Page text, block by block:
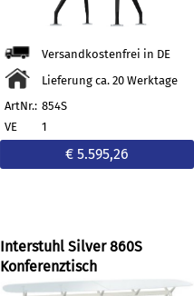
Versandkostenfrei in DE
Lieferung ca. 20 Werktage
ArtNr.: 854S
VE
1
€ 5.595,26
Interstuhl Silver 860S
Konferenztisch